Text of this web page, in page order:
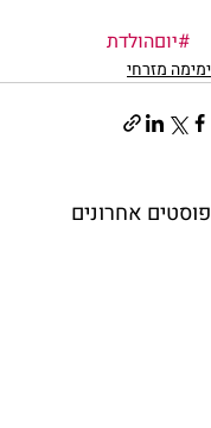
#יוםהולדת
ימימה מזרחי
פוסטים אחרונים